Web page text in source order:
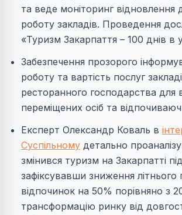
та веде моніторинг відновлення
роботу закладів. Проведення
«Туризм Закарпаття – 100 днів в
Забезпечення прозорого
роботу та вартість послуг
ресторанного господарства для
переміщених осіб та
Експерт Олександр Коваль в
Суспільному детально
змінився туризм на Закарпатті
зафіксувавши зниження літнього
відпочинок на 50% порівняно з
трансформацію ринку від